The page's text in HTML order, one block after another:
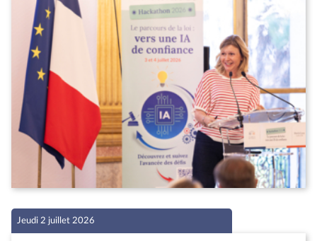
Jeudi 2 juillet 2026